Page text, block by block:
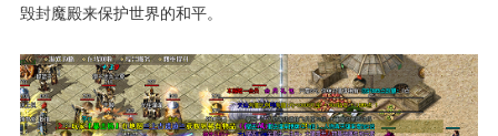
毁封魔殿来保护世界的和平。